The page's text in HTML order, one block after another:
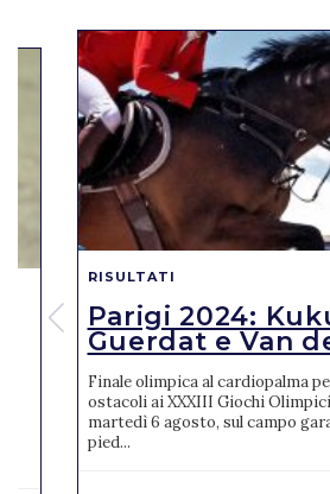
RISULTATI
Parigi 2024:
Guerdat e Van
Finale olimpica al cardiopalma
ostacoli ai XXXIII Giochi
martedì 6 agosto, sul campo
pied...